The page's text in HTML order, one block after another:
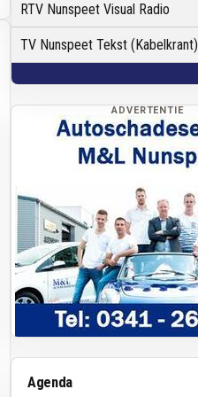
RTV Nunspeet Visual Radio
TV Nunspeet Tekst (Kabelkrant)
ADVERTENTIE
Agenda